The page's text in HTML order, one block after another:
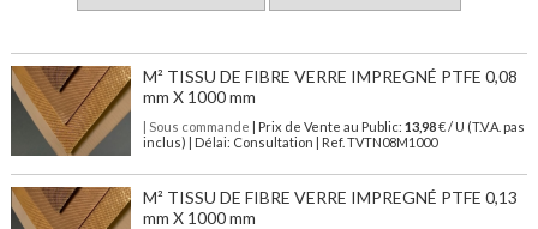
M² TISSU DE FIBRE VERRE IMPREGNÉ PTFE 0,08
mm X 1000 mm
| Sous commande | Prix de Vente au Public: 13,98€ / U (T.V.A. pas
inclus) | Délai: Consultation | Ref. TVTN08M1000
M² TISSU DE FIBRE VERRE IMPREGNÉ PTFE 0,13
mm X 1000 mm